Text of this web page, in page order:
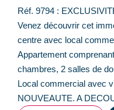
Réf. 9794 :
Venez découvrir cet
centre avec local
Appartement
chambres, 2 salles de
Local commercial avec
NOUVEAUTE. A